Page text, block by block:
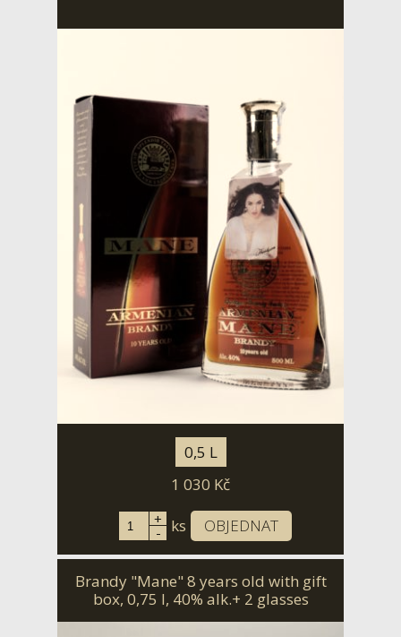
0,5 L
1 030 Kč
+
- ks OBJEDNAT
Brandy "Mane" 8 years old with gift
box, 0,75 l, 40% alk.+ 2 glasses